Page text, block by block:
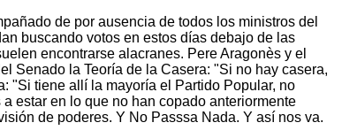
de por ausencia de todos los ministros del
buscando votos en estos días debajo de las
encontrarse alacranes. Pere Aragonès y el
Senado la Teoría de la Casera: "Si no hay casera,
"Si tiene allí la mayoría el Partido Popular, no
estar en lo que no han copado anteriormente
de poderes. Y No Passsa Nada. Y así nos va.